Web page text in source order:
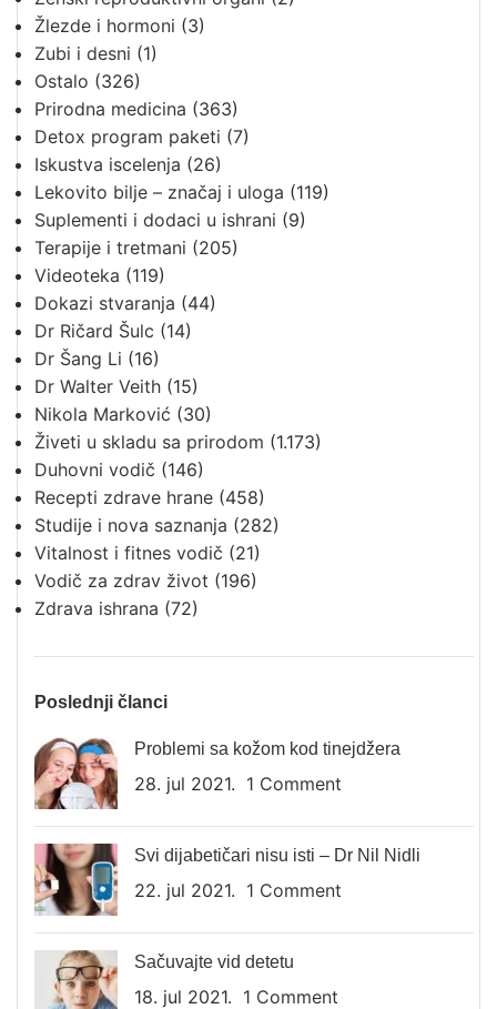
Žlezde i hormoni (3)
Zubi i desni (1)
Ostalo (326)
Prirodna medicina (363)
Detox program paketi (7)
Iskustva iscelenja (26)
Lekovito bilje – značaj i uloga (119)
Suplementi i dodaci u ishrani (9)
Terapije i tretmani (205)
Videoteka (119)
Dokazi stvaranja (44)
Dr Ričard Šulc (14)
Dr Šang Li (16)
Dr Walter Veith (15)
Nikola Marković (30)
Živeti u skladu sa prirodom (1.173)
Duhovni vodič (146)
Recepti zdrave hrane (458)
Studije i nova saznanja (282)
Vitalnost i fitnes vodič (21)
Vodič za zdrav život (196)
Zdrava ishrana (72)
Poslednji članci
Problemi sa kožom kod tinejdžera
28. jul 2021. 1 Comment
Svi dijabetičari nisu isti – Dr Nil Nidli
22. jul 2021. 1 Comment
Sačuvajte vid detetu
18. jul 2021. 1 Comment